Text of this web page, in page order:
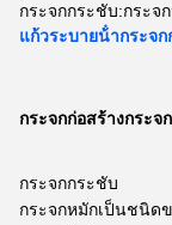
กระจกกระชับ:กระจ
แก้วระบายน้ํากระจ
กระจกก่อสร้างกระจ
กระจกกระชับ
กระจกหมักเป็นชนิด